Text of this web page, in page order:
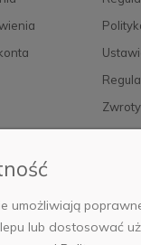
FAQ
umożliwiają
lub dostosować